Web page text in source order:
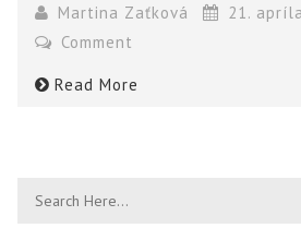
Martina Zaťková
21.
Comment
Read More